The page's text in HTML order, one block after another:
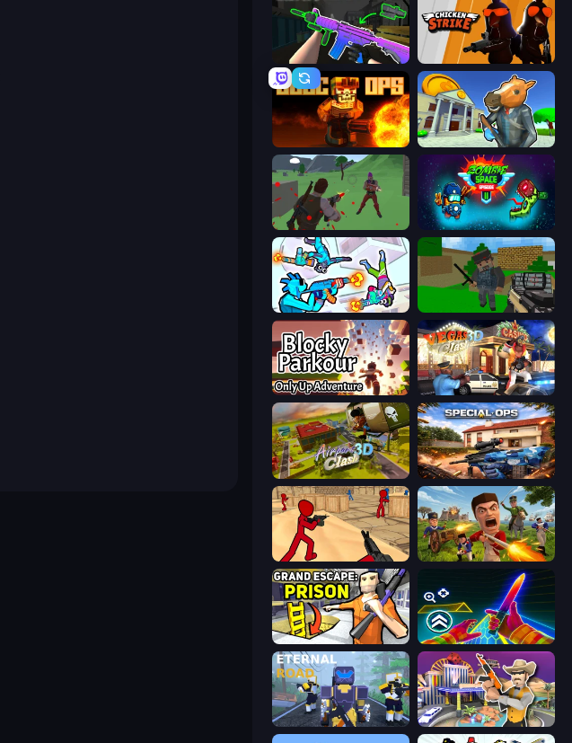
War V: Survivor Chicken Strike
BLOCOPS Bank Robbery 3
Battle Royale Survival Zombie Space Episode 2
Gravity Arena Shooter Crazy Pixel Apocalypse
Blocky Parkour: Only Up Adventure Vegas Clash 3D
Airport Clash 3D Special Ops: GO
Stickman Counter Terror Strike Redcoats.io
Grand Escape: Prison Surf GO Parkour
Eternal Road Casino Robbery